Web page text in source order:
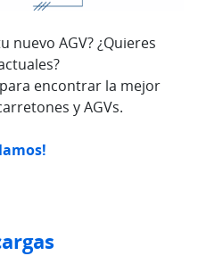
nuevo AGV? ¿Quieres
encontrar la mejor
y AGVs.